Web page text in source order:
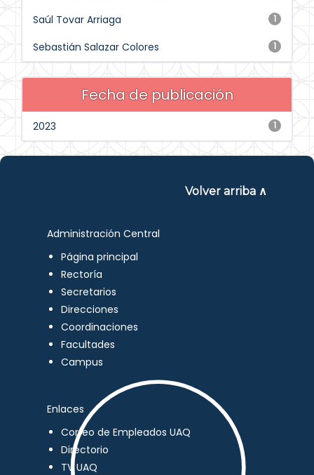
1
Saúl Tovar Arriaga
1
Sebastián Salazar Colores
Fecha de publicación
1
2023
Volver arriba ∧
Administración Central
Página principal
Rectoría
Secretarios
Direcciones
Coordinaciones
Facultades
Campus
Enlaces
Correo de Empleados UAQ
Directorio
TV UAQ